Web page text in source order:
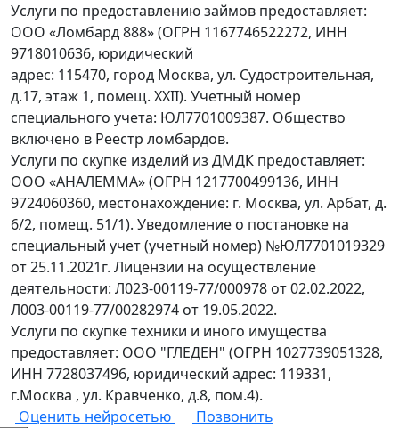
Услуги по предоставлению займов предоставляет:
ООО «Ломбард 888» (ОГРН 1167746522272, ИНН
9718010636, юридический
адрес: 115470, город Москва, ул. Судостроительная,
д.17, этаж 1, помещ. XXII). Учетный номер
специального учета: ЮЛ7701009387. Общество
включено в Реестр ломбардов.
Услуги по скупке изделий из ДМДК предоставляет:
ООО «АНАЛЕММА» (ОГРН 1217700499136, ИНН
9724060360, местонахождение: г. Москва, ул. Арбат, д.
6/2, помещ. 51/1). Уведомление о постановке на
специальный учет (учетный номер) №ЮЛ7701019329
от 25.11.2021г. Лицензии на осуществление
деятельности: Л023-00119-77/000978 от 02.02.2022,
Л003-00119-77/00282974 от 19.05.2022.
Услуги по скупке техники и иного имущества
предоставляет: ООО "ГЛЕДЕН" (ОГРН 1027739051328,
ИНН 7728037496, юридический адрес: 119331,
г.Москва , ул. Кравченко, д.8, пом.4).
Оценить нейросетью
Позвонить